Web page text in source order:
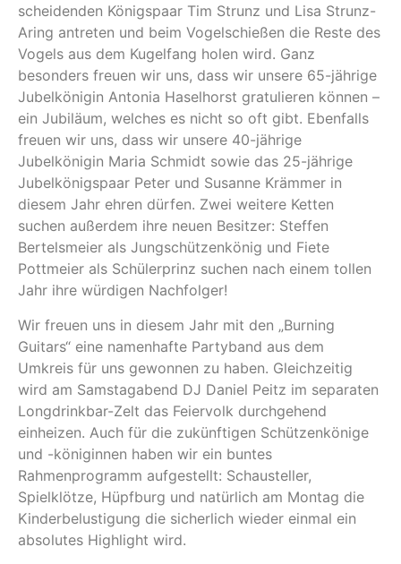
scheidenden Königspaar Tim Strunz und Lisa Strunz-
Aring antreten und beim Vogelschießen die Reste des
Vogels aus dem Kugelfang holen wird. Ganz
besonders freuen wir uns, dass wir unsere 65-jährige
Jubelkönigin Antonia Haselhorst gratulieren können –
ein Jubiläum, welches es nicht so oft gibt. Ebenfalls
freuen wir uns, dass wir unsere 40-jährige
Jubelkönigin Maria Schmidt sowie das 25-jährige
Jubelkönigspaar Peter und Susanne Krämmer in
diesem Jahr ehren dürfen. Zwei weitere Ketten
suchen außerdem ihre neuen Besitzer: Steffen
Bertelsmeier als Jungschützenkönig und Fiete
Pottmeier als Schülerprinz suchen nach einem tollen
Jahr ihre würdigen Nachfolger!
Wir freuen uns in diesem Jahr mit den „Burning
Guitars“ eine namenhafte Partyband aus dem
Umkreis für uns gewonnen zu haben. Gleichzeitig
wird am Samstagabend DJ Daniel Peitz im separaten
Longdrinkbar-Zelt das Feiervolk durchgehend
einheizen. Auch für die zukünftigen Schützenkönige
und -königinnen haben wir ein buntes
Rahmenprogramm aufgestellt: Schausteller,
Spielklötze, Hüpfburg und natürlich am Montag die
Kinderbelustigung die sicherlich wieder einmal ein
absolutes Highlight wird.